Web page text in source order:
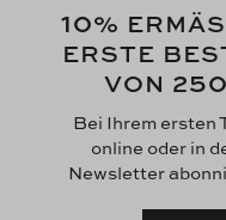
10%
ERSTE
VON
Bei Ihrem ersten
online oder in
Newsletter